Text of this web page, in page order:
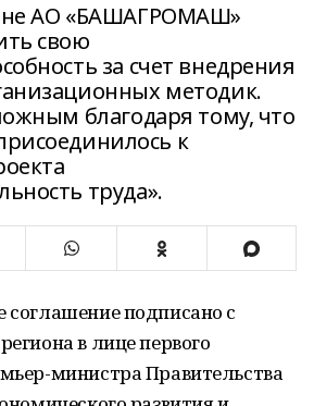
АО «БАШАГРОМАШ»
свою
за счет внедрения
методик.
благодаря тому, что
к
труда».
соглашение подписано с
в лице первого
министра Правительства